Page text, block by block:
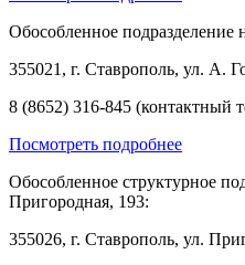
Обособленное подразделение
355021, г. Ставрополь, ул. А.
8 (8652) 316-845 (контактный
Посмотреть подробнее
Обособленное структурное
Пригородная, 193:
355026, г. Ставрополь, ул.